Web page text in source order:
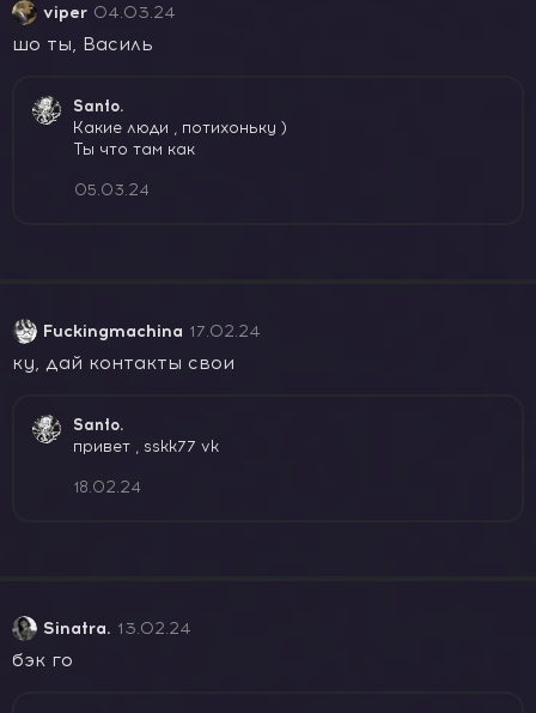
viper 04.03.24
шо ты, Василь
Santo.
Какие люди , потихоньку )
Ты что там как
05.03.24
Fuckingmachina 17.02.24
ку, дай контакты свои
Santo.
привет , sskk77 vk
18.02.24
Sinatra. 13.02.24
бэк го